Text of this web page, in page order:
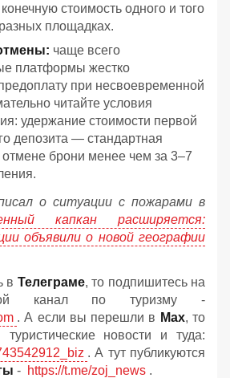
стоимость одного и того
площадках.
чаще всего
платформы жестко
при несвоевременной
читайте условия
удержание стоимости первой
депозита — стандартная
отмене брони менее чем за 3–7
о ситуации с пожарами в
капкан расширяется:
объявили о новой географии
в Телеграме, то подпишитесь на
канал по туризму -
. А если вы перешли в Мах, то
новости и туда:
. А тут публикуются
- https://t.me/zoj_news .